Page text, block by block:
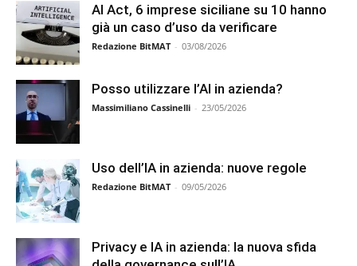
AI Act, 6 imprese siciliane su 10 hanno
già un caso d’uso da verificare
Redazione BitMAT - 03/08/2026
Posso utilizzare l’AI in azienda?
Massimiliano Cassinelli - 23/05/2026
Uso dell’IA in azienda: nuove regole
Redazione BitMAT - 09/05/2026
Privacy e IA in azienda: la nuova sfida